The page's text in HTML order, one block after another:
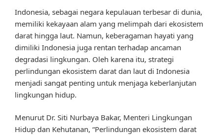
Indonesia, sebagai negara kepulauan terbesar di dunia,
memiliki kekayaan alam yang melimpah dari ekosistem
darat hingga laut. Namun, keberagaman hayati yang
dimiliki Indonesia juga rentan terhadap ancaman
degradasi lingkungan. Oleh karena itu, strategi
perlindungan ekosistem darat dan laut di Indonesia
menjadi sangat penting untuk menjaga keberlanjutan
lingkungan hidup.
Menurut Dr. Siti Nurbaya Bakar, Menteri Lingkungan
Hidup dan Kehutanan, “Perlindungan ekosistem darat